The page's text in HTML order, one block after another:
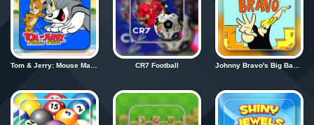
Tom & Jerry: Mouse Maze - Deluxe CR7 Football Johnny Bravo's Big Babe Adventure
Łamigłówki
Klasyczne gry